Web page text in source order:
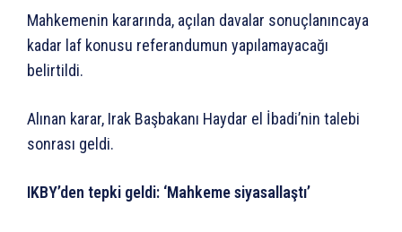
Mahkemenin kararında, açılan davalar sonuçlanıncaya
kadar laf konusu referandumun yapılamayacağı
belirtildi.
Alınan karar, Irak Başbakanı Haydar el İbadi’nin talebi
sonrası geldi.
IKBY’den tepki geldi: ‘Mahkeme siyasallaştı’